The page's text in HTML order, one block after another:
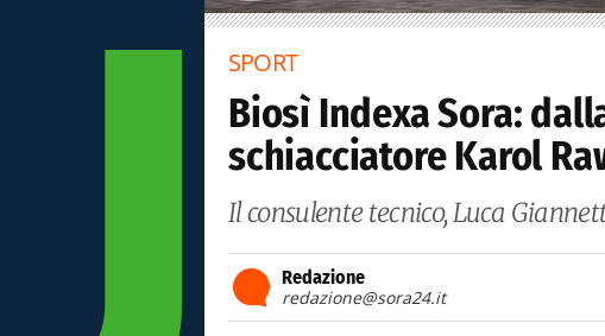
SPORT
Biosì Indexa Sora:
schiacciatore Karol
Il consulente tecnico, Luca
Redazione
redazione@sora24.it